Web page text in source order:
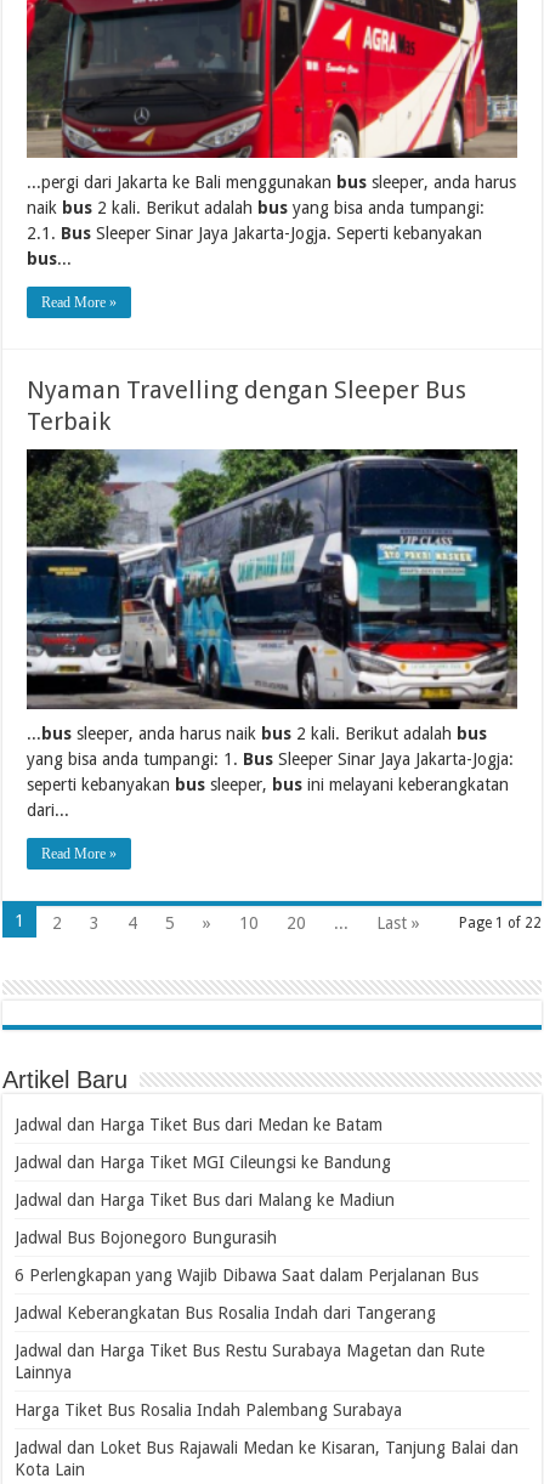
...pergi dari Jakarta ke Bali menggunakan bus sleeper, anda harus
naik bus 2 kali. Berikut adalah bus yang bisa anda tumpangi:
2.1. Bus Sleeper Sinar Jaya Jakarta-Jogja. Seperti kebanyakan
bus...
Read More »
Nyaman Travelling dengan Sleeper Bus
Terbaik
...bus sleeper, anda harus naik bus 2 kali. Berikut adalah bus
yang bisa anda tumpangi: 1. Bus Sleeper Sinar Jaya Jakarta-Jogja:
seperti kebanyakan bus sleeper, bus ini melayani keberangkatan
dari...
Read More »
Page 1 of 22
1 2 3 4 5 » 10 20 ... Last »
Artikel Baru
Jadwal dan Harga Tiket Bus dari Medan ke Batam
Jadwal dan Harga Tiket MGI Cileungsi ke Bandung
Jadwal dan Harga Tiket Bus dari Malang ke Madiun
Jadwal Bus Bojonegoro Bungurasih
6 Perlengkapan yang Wajib Dibawa Saat dalam Perjalanan Bus
Jadwal Keberangkatan Bus Rosalia Indah dari Tangerang
Jadwal dan Harga Tiket Bus Restu Surabaya Magetan dan Rute
Lainnya
Harga Tiket Bus Rosalia Indah Palembang Surabaya
Jadwal dan Loket Bus Rajawali Medan ke Kisaran, Tanjung Balai dan
Kota Lain